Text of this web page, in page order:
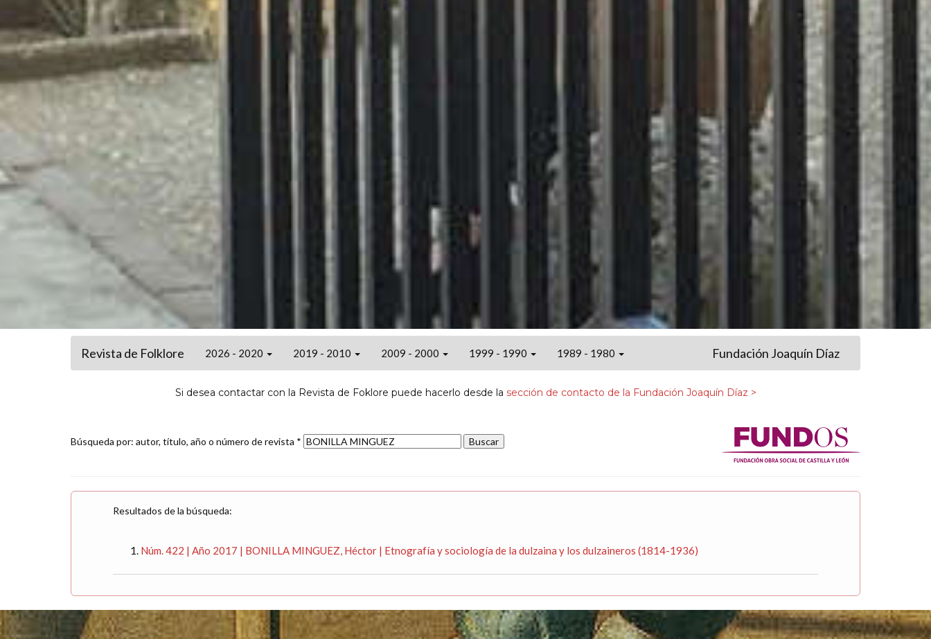
Revista de Folklore 2026 - 2020 2019 - 2010 2009 - 2000 1999 - 1990 1989 - 1980 Fundación Joaquín Díaz
Si desea contactar con la Revista de Foklore puede hacerlo desde la sección de contacto de la Fundación Joaquín Díaz >
Búsqueda por: autor, título, año o número de revista *
Resultados de la búsqueda:
Núm. 422 | Año 2017 | BONILLA MINGUEZ, Héctor | Etnografía y sociología de la dulzaina y los dulzaineros (1814-1936)